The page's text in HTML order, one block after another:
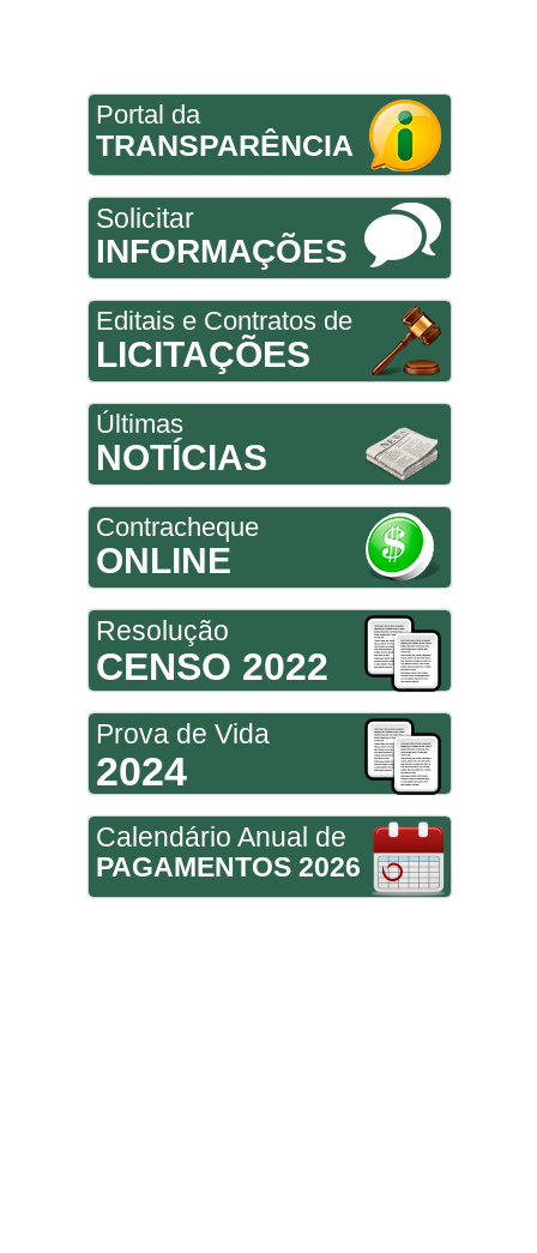
Portal da
TRANSPARÊNCIA
Solicitar
INFORMAÇÕES
Editais e Contratos de
LICITAÇÕES
Últimas
NOTÍCIAS
Contracheque
ONLINE
Resolução
CENSO 2022
Prova de Vida
2024
Calendário Anual de
PAGAMENTOS 2026